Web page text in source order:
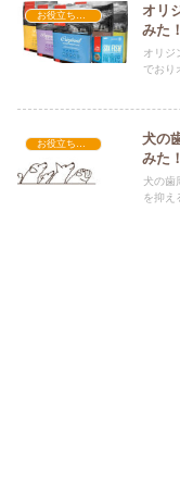
お役立ち情報
オリ
みた！
オリジ
でおり
お役立ち情報
犬の
みた！
犬の歯
を抑え